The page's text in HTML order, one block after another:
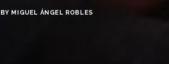
BY MIGUEL ÁNGEL ROBLES